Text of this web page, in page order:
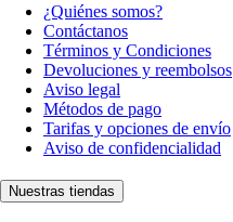
¿Quiénes somos?
Contáctanos
Términos y Condiciones
Devoluciones y reembolsos
Aviso legal
Métodos de pago
Tarifas y opciones de envío
Aviso de confidencialidad
Nuestras tiendas